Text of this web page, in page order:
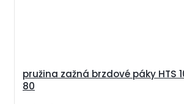
pružina zažná brzdové páky HTS
80